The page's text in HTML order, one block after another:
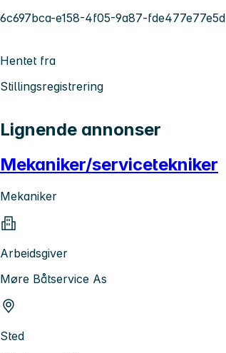
6c697bca-e158-4f05-9a87-fde477e77e5d
Hentet fra
Stillingsregistrering
Lignende annonser
Mekaniker/servicetekniker
Mekaniker
Arbeidsgiver
Møre Båtservice As
Sted